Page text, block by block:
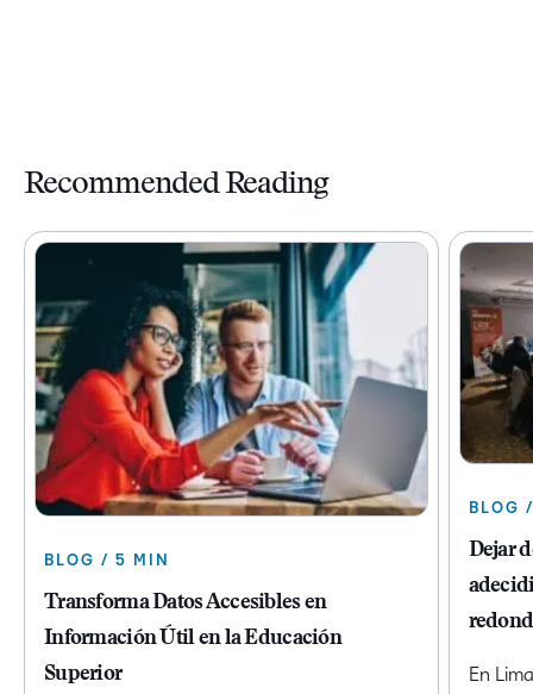
Recommended Reading
BLOG / 5 MIN
Transforma Datos Accesibles en
Información Útil en la Educación
Superior
BLOG
Dejar
En